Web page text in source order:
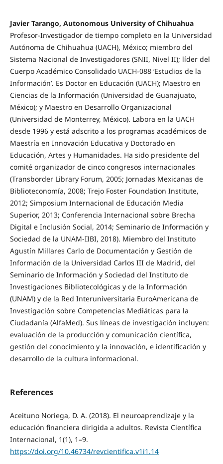
Javier Tarango, Autonomous University of Chihuahua
Profesor-Investigador de tiempo completo en la Universidad
Autónoma de Chihuahua (UACH), México; miembro del
Sistema Nacional de Investigadores (SNII, Nivel II); líder del
Cuerpo Académico Consolidado UACH-088 ‘Estudios de la
Información’. Es Doctor en Educación (UACH); Maestro en
Ciencias de la Información (Universidad de Guanajuato,
México); y Maestro en Desarrollo Organizacional
(Universidad de Monterrey, México). Labora en la UACH
desde 1996 y está adscrito a los programas académicos de
Maestría en Innovación Educativa y Doctorado en
Educación, Artes y Humanidades. Ha sido presidente del
comité organizador de cinco congresos internacionales
(Transborder Library Forum, 2005; Jornadas Mexicanas de
Biblioteconomía, 2008; Trejo Foster Foundation Institute,
2012; Simposium Internacional de Educación Media
Superior, 2013; Conferencia Internacional sobre Brecha
Digital e Inclusión Social, 2014; Seminario de Información y
Sociedad de la UNAM-IIBI, 2018). Miembro del Instituto
Agustín Millares Carlo de Documentación y Gestión de
Información de la Universidad Carlos III de Madrid, del
Seminario de Información y Sociedad del Instituto de
Investigaciones Bibliotecológicas y de la Información
(UNAM) y de la Red Interuniversitaria EuroAmericana de
Investigación sobre Competencias Mediáticas para la
Ciudadanía (AlfaMed). Sus líneas de investigación incluyen:
evaluación de la producción y comunicación científica,
gestión del conocimiento y la innovación, e identificación y
desarrollo de la cultura informacional.
References
Aceituno Noriega, D. A. (2018). El neuroaprendizaje y la
educación financiera dirigida a adultos. Revista Científica
Internacional, 1(1), 1–9.
https://doi.org/10.46734/revcientifica.v1i1.14